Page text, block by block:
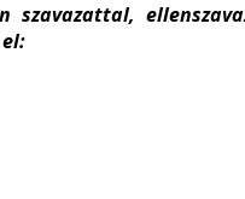
szavazattal,